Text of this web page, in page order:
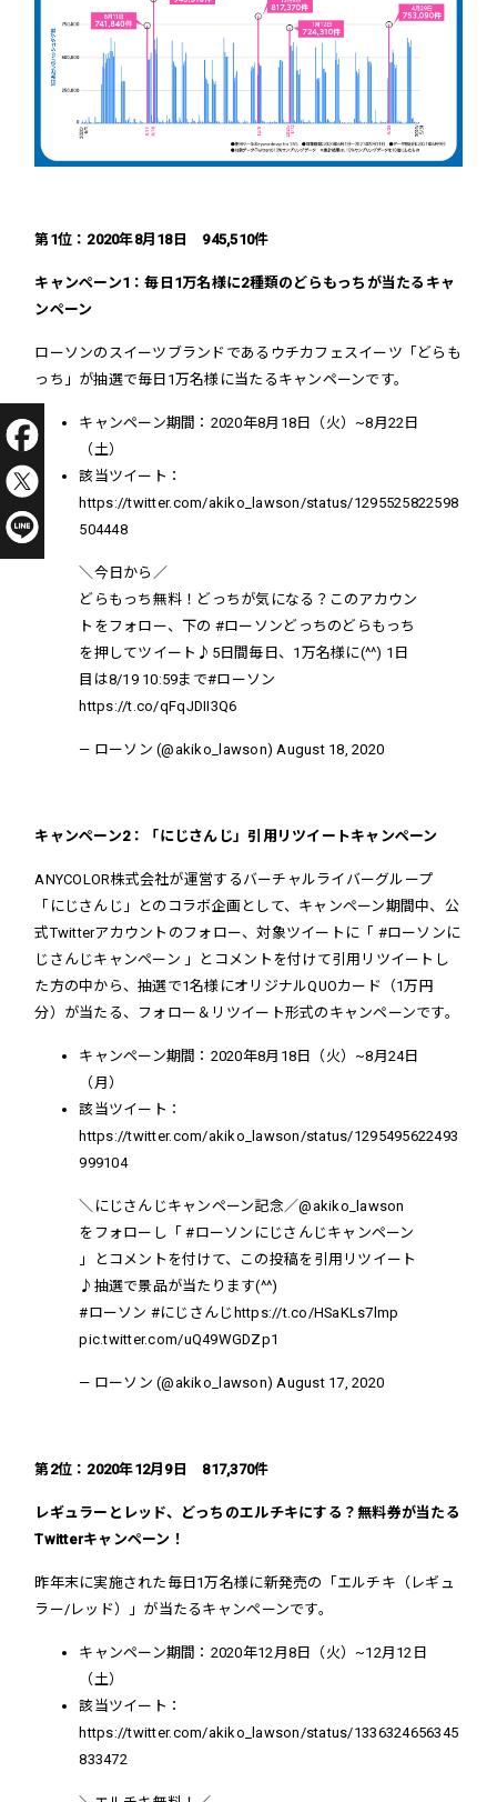
第1位：2020年8月18日 945,510件
キャンペーン1：毎日1万名様に2種類のどらもっちが当たるキャ
ンペーン
ローソンのスイーツブランドであるウチカフェスイーツ「どらも
っち」が抽選で毎日1万名様に当たるキャンペーンです。
キャンペーン期間： 2020年8月18日（火）~8月22日
（土）
該当ツイート：
https://twitter.com/akiko_lawson/status/1295525822598
504448
＼今日から／
どらもっち無料！どっちが気になる？このアカウン
トをフォロー、下の #ローソンどっちのどらもっち
を押してツイート♪5日間毎日、1万名様に(^^) 1日
目は8/19 10:59まで#ローソン
https://t.co/qFqJDII3Q6
— ローソン (@akiko_lawson) August 18, 2020
キャンペーン2：「にじさんじ」引用リツイートキャンペーン
ANYCOLOR株式会社が運営するバーチャルライバーグループ
「にじさんじ」とのコラボ企画として、 キャンペーン期間中、公
式Twitterアカウントのフォロー、対象ツイートに「 #ローソンに
じさんじキャンペーン 」とコメントを付けて引用リツイートし
た方の中から、抽選で1名様にオリジナルQUOカード（1万円
分）が当たる、フォロー＆リツイート形式のキャンペーンです。
キャンペーン期間： 2020年8月18日（火）~8月24日
（月）
該当ツイート：
https://twitter.com/akiko_lawson/status/1295495622493
999104
＼にじさんじキャンペーン記念／@akiko_lawson
をフォローし「#ローソンにじさんじキャンペーン
」とコメントを付けて、この投稿を引用リツイート
♪抽選で景品が当たります(^^)
#ローソン #にじさんじ https://t.co/HSaKLs7lmp
pic.twitter.com/uQ49WGDZp1
— ローソン (@akiko_lawson) August 17, 2020
第2位：2020年12月9日 817,370件
レギュラーとレッド、どっちのエルチキにする？無料券が当たる
Twitterキャンペーン！
昨年末に実施された毎日1万名様に新発売の「エルチキ（レギュ
ラー/レッド）」が当たるキャンペーンです。
キャンペーン期間： 2020年12月8日（火）~12月12日
（土）
該当ツイート：
https://twitter.com/akiko_lawson/status/1336324656345
833472